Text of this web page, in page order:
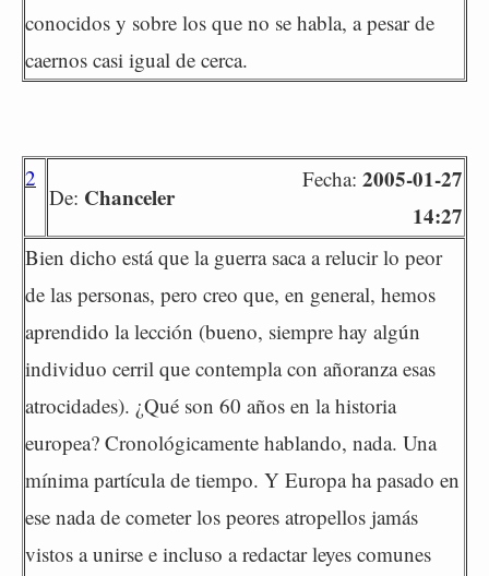
conocidos y sobre los que no se habla, a pesar de
caernos casi igual de cerca.
2
De: Chanceler
Fecha: 2005-01-27
14:27
Bien dicho está que la guerra saca a relucir lo peor
de las personas, pero creo que, en general, hemos
aprendido la lección (bueno, siempre hay algún
individuo cerril que contempla con añoranza esas
atrocidades). ¿Qué son 60 años en la historia
europea? Cronológicamente hablando, nada. Una
mínima partícula de tiempo. Y Europa ha pasado en
ese nada de cometer los peores atropellos jamás
vistos a unirse e incluso a redactar leyes comunes